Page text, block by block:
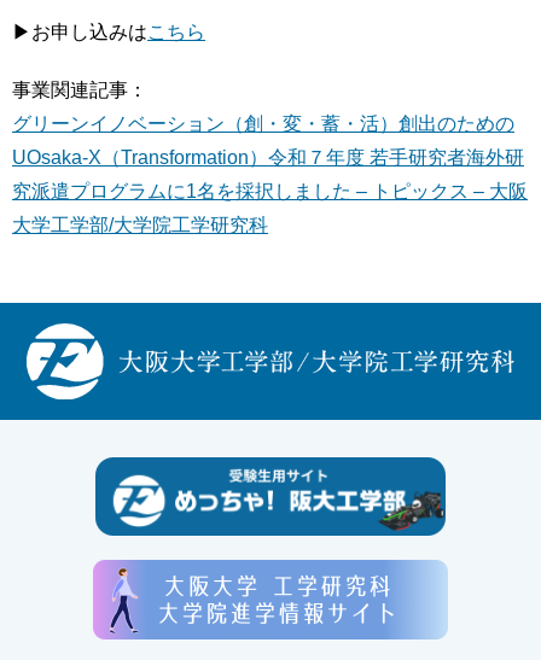
▶お申し込みはこちら
事業関連記事：
グリーンイノベーション（創・変・蓄・活）創出のための
UOsaka-X（Transformation）令和７年度 若手研究者海外研
究派遣プログラムに1名を採択しました – トピックス – 大阪
大学工学部/大学院工学研究科